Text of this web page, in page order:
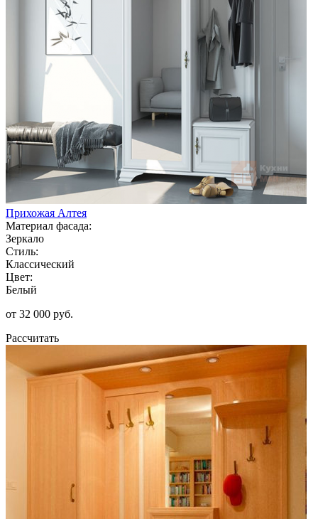
Прихожая Алтея
Материал фасада:
Зеркало
Стиль:
Классический
Цвет:
Белый
от 32 000 руб.
Рассчитать